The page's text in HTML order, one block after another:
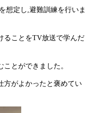
想定し,避難訓練を行いま
ることをTV放送で学んだ
とができました。
方がよかったと褒めてい